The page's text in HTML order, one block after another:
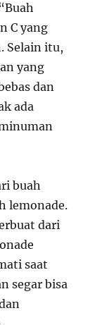
C yang
Selain itu,
yang
dan
ada
buah
lemonade.
dari
saat
segar bisa